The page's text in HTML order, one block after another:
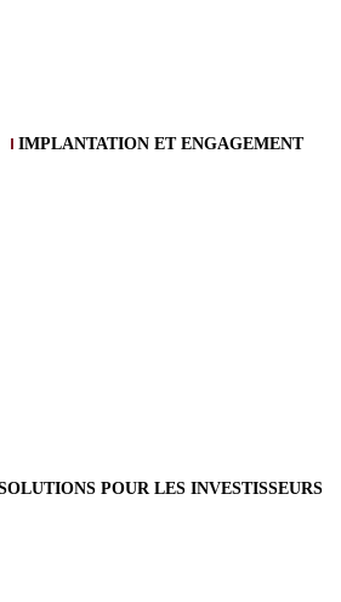
IMPLANTATION ET ENGAGEMENT
POUR LES INVESTISSEURS